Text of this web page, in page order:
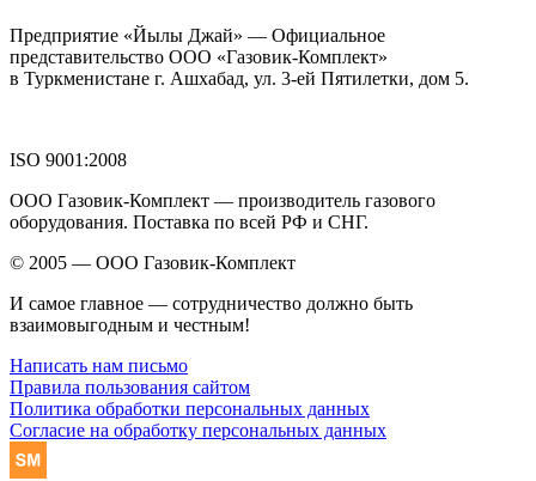
Предприятие «Йылы Джай» — Официальное
представительство ООО «Газовик-Комплект»
в Туркменистане г. Ашхабад, ул. 3-ей Пятилетки, дом 5.
ISO 9001:2008
ООО Газовик-Комплект — производитель газового
оборудования. Поставка по всей РФ и СНГ.
© 2005 — ООО Газовик-Комплект
И самое главное — сотрудничество должно быть
взаимовыгодным и честным!
Написать нам письмо
Правила пользования сайтом
Политика обработки персональных данных
Согласие на обработку персональных данных